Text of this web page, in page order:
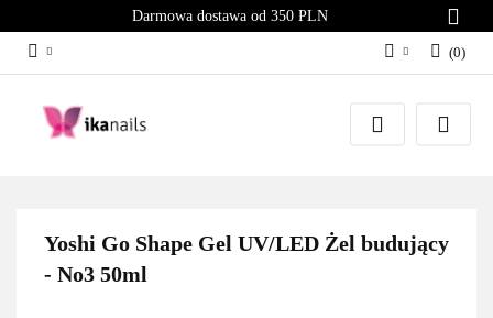
Darmowa dostawa od 350 PLN
Zaloguj się
Załóż konto
(0)
Yoshi Go Shape Gel UV/LED Żel budujący
- No3 50ml